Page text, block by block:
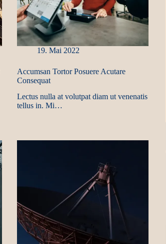
19. Mai 2022
Accumsan Tortor Posuere Acutare
Consequat
Lectus nulla at volutpat diam ut venenatis
tellus in. Mi…